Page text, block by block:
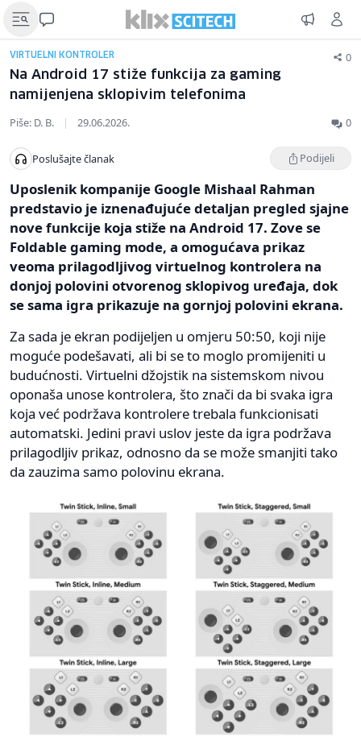
VIRTUELNI KONTROLER 0
Na Android 17 stiže funkcija za gaming
namijenjena sklopivim telefonima
Piše: D. B. | 29.06.2026. 0
Poslušajte članak Podijeli
Uposlenik kompanije Google Mishaal Rahman
predstavio je iznenađujuće detaljan pregled sjajne
nove funkcije koja stiže na Android 17. Zove se
Foldable gaming mode, a omogućava prikaz
veoma prilagodljivog virtuelnog kontrolera na
donjoj polovini otvorenog sklopivog uređaja, dok
se sama igra prikazuje na gornjoj polovini ekrana.
Za sada je ekran podijeljen u omjeru 50:50, koji nije
moguće podešavati, ali bi se to moglo promijeniti u
budućnosti. Virtuelni džojstik na sistemskom nivou
oponaša unose kontrolera, što znači da bi svaka igra
koja već podržava kontrolere trebala funkcionisati
automatski. Jedini pravi uslov jeste da igra podržava
prilagodljiv prikaz, odnosno da se može smanjiti tako
da zauzima samo polovinu ekrana.